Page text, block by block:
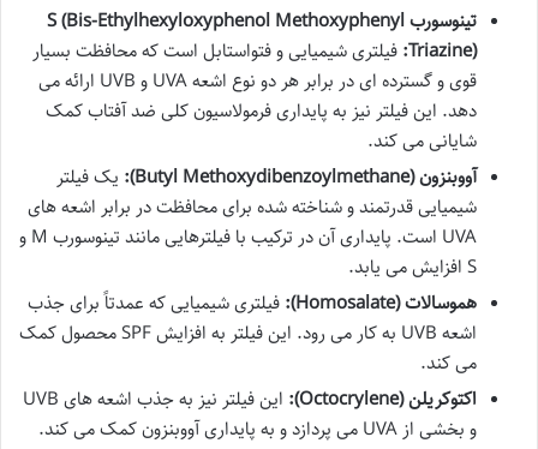
تینوسورب S (Bis-Ethylhexyloxyphenol Methoxyphenyl
Triazine): فیلتری شیمیایی و فتواستابل است که محافظت بسیار
قوی و گسترده ای در برابر هر دو نوع اشعه UVA و UVB ارائه می
دهد. این فیلتر نیز به پایداری فرمولاسیون کلی ضد آفتاب کمک
شایانی می کند.
آووبنزون (Butyl Methoxydibenzoylmethane):
یک فیلتر
شیمیایی قدرتمند و شناخته شده برای محافظت در برابر اشعه های
UVA است. پایداری آن در ترکیب با فیلترهایی مانند تینوسورب M و
S افزایش می یابد.
هموسالات (Homosalate):
فیلتری شیمیایی که عمدتاً برای جذب
اشعه UVB به کار می رود. این فیلتر به افزایش SPF محصول کمک
می کند.
اکتوکریلن (Octocrylene):
این فیلتر نیز به جذب اشعه های UVB
و بخشی از UVA می پردازد و به پایداری آووبنزون کمک می کند.